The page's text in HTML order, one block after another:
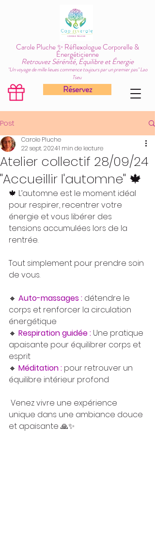
Carole Pluche ✨ Réflexologue Corporelle &
Énergéticienne
Retrouvez Sérénité, Équilibre et Énergie
"Un voyage de mille lieues commence toujours par un premier pas" Lao
Tseu
Réservez
Post
Atelier collectif 28/09/24
"Accueillir l'automne" 🍁
Carole Pluche
22 sept. 20241 min de lecture
🍁 L’automne est le moment idéal
pour respirer, recentrer votre
énergie et vous libérer des
tensions accumulées lors de la
rentrée.
Tout simplement pour prendre soin
de vous.
🔸 Auto-massages : détendre le
corps et renforcer la circulation
énergétique
🔸 Respiration guidée : Une pratique
apaisante pour équilibrer corps et
esprit
🔸 Méditation : pour retrouver un
équilibre intérieur profond
Venez vivre une expérience
unique dans une ambiance douce
et apaisante 🙏✨